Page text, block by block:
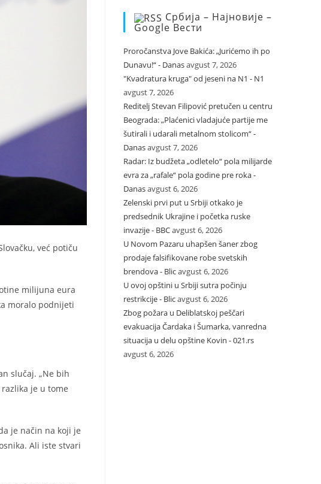
već potiču
milijuna eura
moralo podnijeti
slučaj. „Ne bih
je u tome
je način na koji je
Ali iste stvari
Србија – Најновије –
Google Вести
Proročanstva Jove Bakića: „Jurićemo ih po
Dunavu!“ - Danasavgust 7, 2026
"Kvadratura kruga" od jeseni na N1 - N1
avgust 7, 2026
Reditelj Stevan Filipović pretučen u centru
Beograda: „Plaćenici vladajuće partije me
šutirali i udarali metalnom stolicom“ -
Danasavgust 7, 2026
Radar: Iz budžeta „odletelo“ pola milijarde
evra za „rafale“ pola godine pre roka -
Danasavgust 6, 2026
Zelenski prvi put u Srbiji otkako je
predsednik Ukrajine i početka ruske
invazije - BBCavgust 6, 2026
U Novom Pazaru uhapšen šaner zbog
prodaje falsifikovane robe svetskih
brendova - Blicavgust 6, 2026
U ovoj opštini u Srbiji sutra počinju
restrikcije - Blicavgust 6, 2026
Zbog požara u Deliblatskoj peščari
evakuacija Čardaka i Šumarka, vanredna
situacija u delu opštine Kovin - 021.rs
avgust 6, 2026